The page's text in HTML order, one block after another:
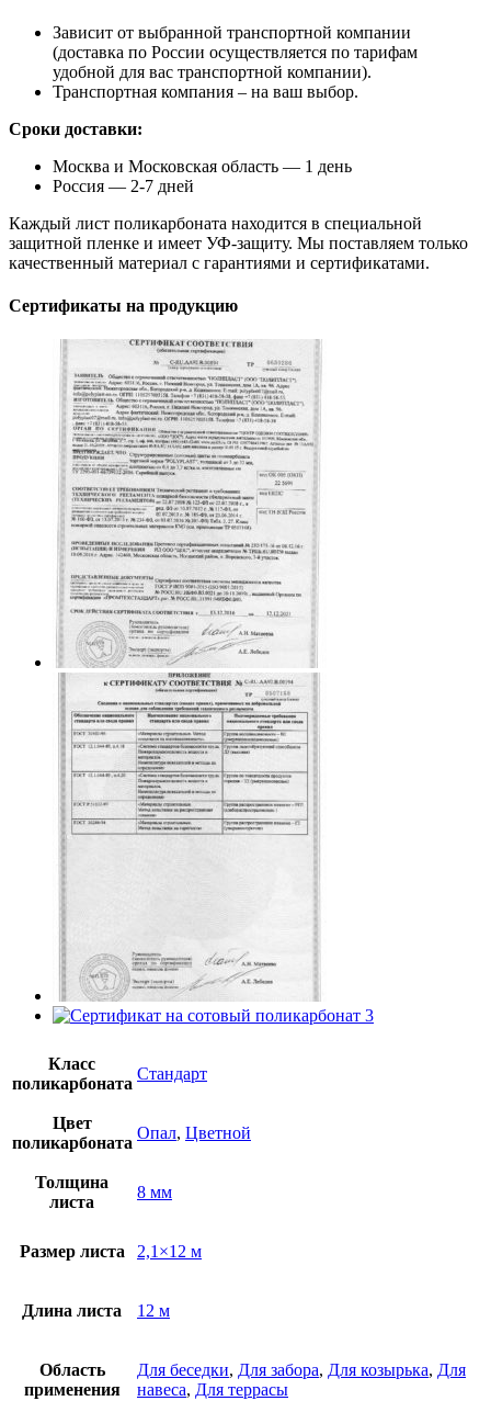
Зависит от выбранной транспортной компании
(доставка по России осуществляется по тарифам
удобной для вас транспортной компании).
Транспортная компания – на ваш выбор.
Сроки доставки:
Москва и Московская область — 1 день
Россия — 2-7 дней
Каждый лист поликарбоната находится в специальной
защитной пленке и имеет УФ-защиту. Мы поставляем только
качественный материал с гарантиями и сертификатами.
Сертификаты на продукцию
Класс
поликарбоната
Стандарт
Цвет
поликарбоната
Опал, Цветной
Толщина
листа
8 мм
Размер листа 2,1×12 м
Длина листа 12 м
Область
применения
Для беседки, Для забора, Для козырька, Для
навеса, Для террасы